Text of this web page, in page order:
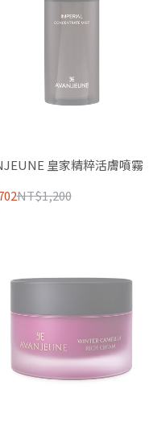
皇家精粹活膚噴霧
NT$1,200